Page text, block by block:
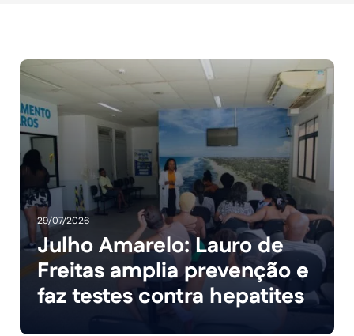
29/07/2026
Julho Amarelo: Lauro de
Freitas amplia prevenção e
faz testes contra hepatites